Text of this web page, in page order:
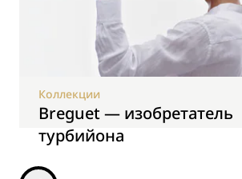
Breguet — изобретатель
турбийона
Коллекции